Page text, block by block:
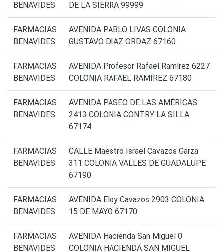
BENAVIDES
DE LA SIERRA 99999
FARMACIAS
BENAVIDES
AVENIDA PABLO LIVAS COLONIA
GUSTAVO DIAZ ORDAZ 67160
FARMACIAS
BENAVIDES
AVENIDA Profesor Rafael Ramírez 6227
COLONIA RAFAEL RAMIREZ 67180
FARMACIAS
BENAVIDES
AVENIDA PASEO DE LAS AMÉRICAS
2413 COLONIA CONTRY LA SILLA
67174
FARMACIAS
BENAVIDES
CALLE Maestro Israel Cavazos Garza
311 COLONIA VALLES DE GUADALUPE
67190
FARMACIAS
BENAVIDES
AVENIDA Eloy Cavazos 2903 COLONIA
15 DE MAYO 67170
FARMACIAS
BENAVIDES
AVENIDA Hacienda San Miguel 0
COLONIA HACIENDA SAN MIGUEL